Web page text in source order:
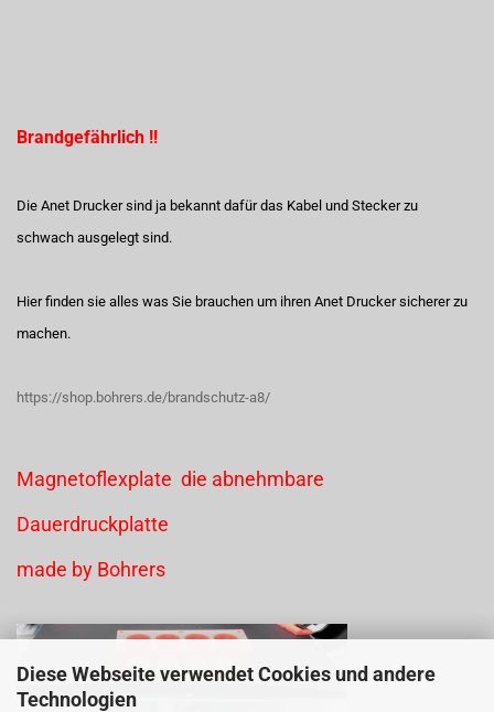
Diese Webseite verwendet Cookies und andere
Technologien
Brandgefährlich !!
Die Anet Drucker sind ja bekannt dafür das Kabel und Stecker zu
schwach ausgelegt sind.
Hier finden sie alles was Sie brauchen um ihren Anet Drucker sicherer zu
machen.
https://shop.bohrers.de/brandschutz-a8/
Magnetoflexplate die abnehmbare
Dauerdruckplatte
made by Bohrers